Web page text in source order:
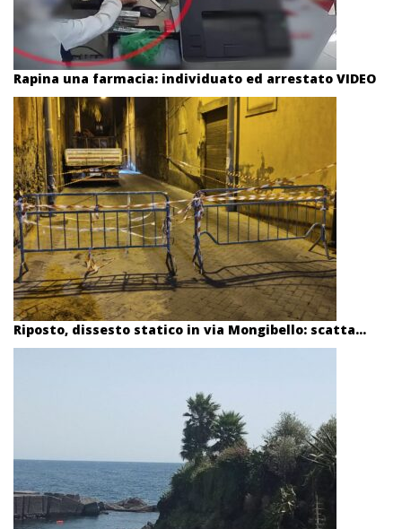
Rapina una farmacia: individuato ed arrestato VIDEO
Riposto, dissesto statico in via Mongibello: scatta...